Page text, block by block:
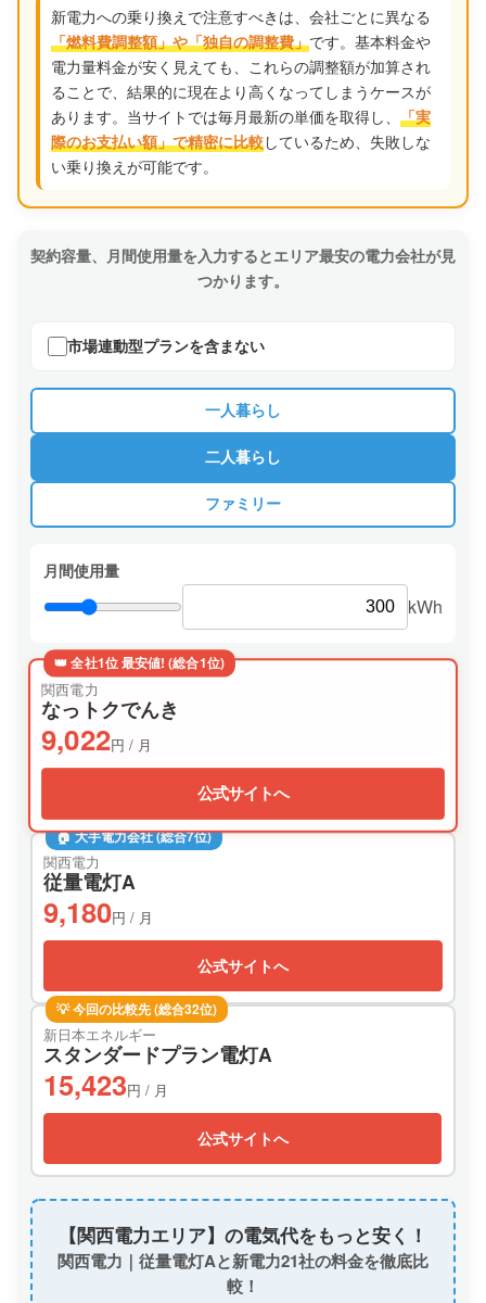
新電力への乗り換えで注意すべきは、会社ごとに異なる
「燃料費調整額」や「独自の調整費」です。基本料金や
電力量料金が安く見えても、これらの調整額が加算され
ることで、結果的に現在より高くなってしまうケースが
あります。当サイトでは毎月最新の単価を取得し、 「実
際のお支払い額」で精密に比較しているため、失敗しな
い乗り換えが可能です。
契約容量、月間使用量を入力するとエリア最安の電力会社が見
つかります。
市場連動型プランを含まない
一人暮らし
二人暮らし
ファミリー
月間使用量
kWh
👑 全社1位 最安値! (総合1位)
関西電力
なっトクでんき
9,022円 / 月
公式サイトへ
🏠 大手電力会社 (総合7位)
関西電力
従量電灯A
9,180円 / 月
公式サイトへ
💡 今回の比較先 (総合32位)
新日本エネルギー
スタンダードプラン電灯A
15,423円 / 月
公式サイトへ
【関西電力エリア】の電気代をもっと安く！
関西電力｜従量電灯Aと新電力21社の料金を徹底比
較！